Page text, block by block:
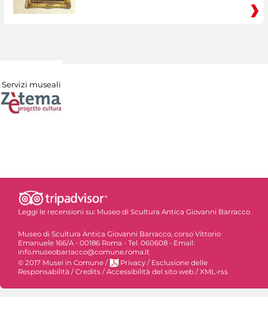
Servizi museali
Leggi le recensioni su: Museo di Scultura Antica Giovanni Barracco
Museo di Scultura Antica Giovanni Barracco, corso Vittorio
Emanuele 166/A - 00186 Roma - Tel. 060608 - Email:
info.museobarracco@comune.roma.it
© 2017 Musei in Comune / Privacy / Esclusione delle
Responsabilità /Credits /Accessibilità del sito web /XML-rss